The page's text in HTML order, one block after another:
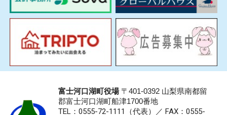
富士河口湖町役場〒401-0392 山梨県南都留
郡富士河口湖町船津1700番地
TEL：0555-72-1111 （代表）／ FAX：0555-